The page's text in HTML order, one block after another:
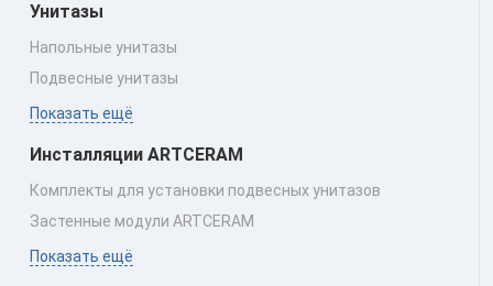
Унитазы
Напольные унитазы
Подвесные унитазы
Показать ещё
Инсталляции ARTCERAM
Комплекты для установки подвесных унитазов
Застенные модули ARTCERAM
Показать ещё